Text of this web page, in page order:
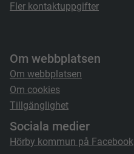
Fler kontaktuppgifter
Om webbplatsen
Om webbplatsen
Om cookies
Tillgänglighet
Sociala medier
Hörby kommun på Facebook